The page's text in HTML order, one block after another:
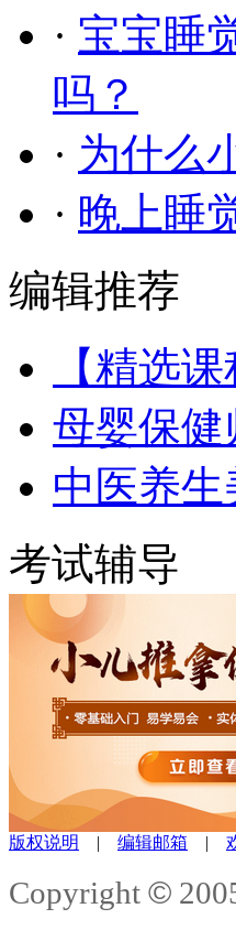
· 宝宝睡
吗？
· 为什么
· 晚上睡
编辑推荐
【精选
母婴保
中医养
考试辅导
版权说明 | 编辑邮箱 |
Copyright ©